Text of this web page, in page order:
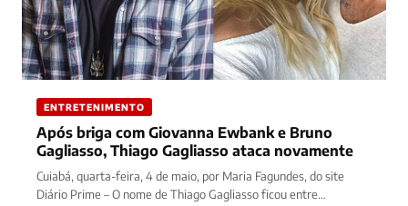
ENTRETENIMENTO
Após briga com Giovanna Ewbank e Bruno
Gagliasso, Thiago Gagliasso ataca novamente
Cuiabá, quarta-feira, 4 de maio, por Maria Fagundes, do site
Diário Prime – O nome de Thiago Gagliasso ficou entre…